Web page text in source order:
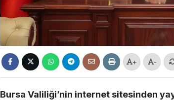
+ -
Bursa Valiliği’nin internet sitesinden